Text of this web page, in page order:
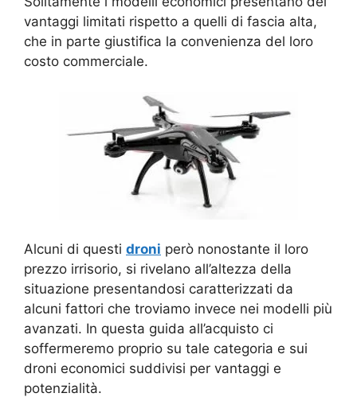
vantaggi limitati rispetto a quelli di fascia alta,
che in parte giustifica la convenienza del loro
costo commerciale.
Alcuni di questi droni però nonostante il loro
prezzo irrisorio, si rivelano all’altezza della
situazione presentandosi caratterizzati da
alcuni fattori che troviamo invece nei modelli più
avanzati. In questa guida all’acquisto ci
soffermeremo proprio su tale categoria e sui
droni economici suddivisi per vantaggi e
potenzialità.